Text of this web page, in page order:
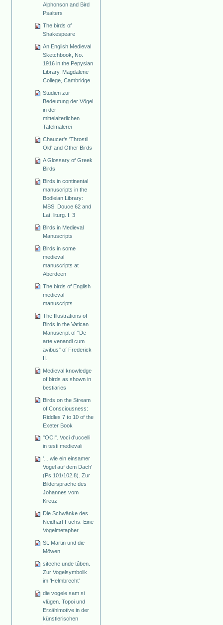
Alphonson and Bird
Psalters
The birds of
Shakespeare
An English Medieval
Sketchbook, No.
1916 in the Pepysian
Library, Magdalene
College, Cambridge
Studien zur
Bedeutung der Vögel
in der
mittelalterlichen
Tafelmalerei
Chaucer's 'Throstil
Old' and Other Birds
A Glossary of Greek
Birds
Birds in continental
manuscripts in the
Bodleian Library:
MSS. Douce 62 and
Lat. liturg. f. 3
Birds in Medieval
Manuscripts
Birds in some
medieval
manuscripts at
Aberdeen
The birds of English
medieval
manuscripts
The Illustrations of
Birds in the Vatican
Manuscript of "De
arte venandi cum
avibus" of Frederick
II.
Medieval knowledge
of birds as shown in
bestiaries
Birds on the Stream
of Consciousness:
Riddles 7 to 10 of the
Exeter Book
"OCI". Voci d'uccelli
in testi medievali
'... wie ein einsamer
Vogel auf dem Dach'
(Ps 101/102,8). Zur
Bildersprache des
Johannes vom
Kreuz
Die Schwänke des
Neidhart Fuchs. Eine
Vogelmetapher
St. Martin und die
Möwen
siteche unde tûben.
Zur Vogelsymbolik
im 'Helmbrecht'
die vogele sam si
vlügen. Topoi und
Erzählmotive in der
künstlerischen